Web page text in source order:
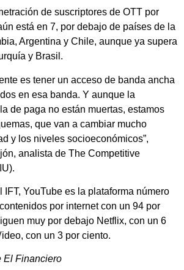
de suscriptores de OTT por
está en 7, por debajo de países de la
Argentina y Chile, aunque ya supera
y Brasil.
es tener un acceso de banda ancha
en esa banda. Y aunque la
de paga no están muertas, estamos
que van a cambiar mucho
y los niveles socioeconómicos”,
analista de The Competitive
IFT, YouTube es la plataforma número
por internet con un 94 por
muy por debajo Netflix, con un 6
con un 3 por ciento.
El Financiero